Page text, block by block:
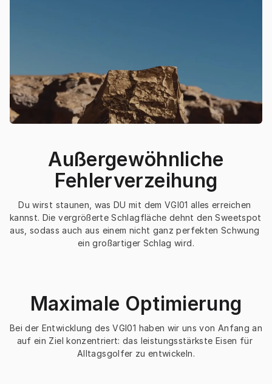
Außergewöhnliche
Fehlerverzeihung
Du wirst staunen, was DU mit dem VGI01 alles erreichen
kannst. Die vergrößerte Schlagfläche dehnt den Sweetspot
aus, sodass auch aus einem nicht ganz perfekten Schwung
ein großartiger Schlag wird.
Maximale Optimierung
Bei der Entwicklung des VGI01 haben wir uns von Anfang an
auf ein Ziel konzentriert: das leistungsstärkste Eisen für
Alltagsgolfer zu entwickeln.